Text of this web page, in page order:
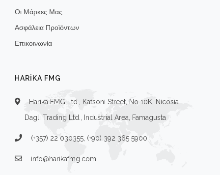
Οι Μάρκες Μας
Ασφάλεια Προϊόντων
Επικοινωνία
HARIKA FMG
Harika FMG Ltd., Katsoni Street, No 10K, Nicosia
Dagli Trading Ltd., Industrial Area, Famagusta
(+357) 22 030355, (+90) 392 365 5900
info@harikafmg.com